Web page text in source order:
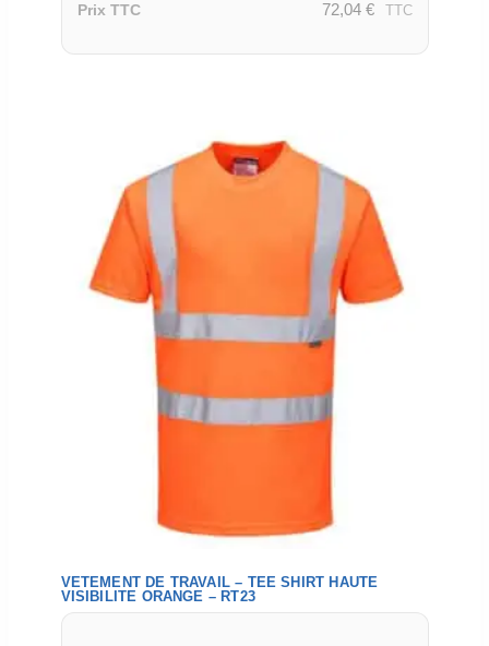
Prix TTC 72,04 € TTC
VETEMENT DE TRAVAIL – TEE SHIRT HAUTE
VISIBILITE ORANGE – RT23